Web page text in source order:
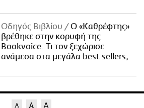
Οδηγός Βιβλίου
Ο «Καθρέφτης»
βρέθηκε στην κορυφή της
Bookvoice. Τι τον ξεχώρισε
ανάμεσα στα μεγάλα best sellers;